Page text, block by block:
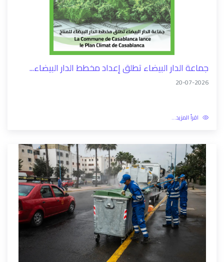
جماعة الدار البيضاء تطلق إعداد مخطط الدار البيضاء...
20-07-2026
اقرأ المزيد...